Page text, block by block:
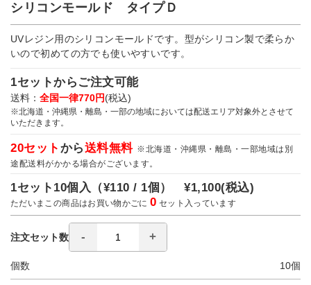
シリコンモールド タイプＤ
UVレジン用のシリコンモールドです。型がシリコン製で柔らか
いので初めての方でも使いやすいです。
1セットからご注文可能
送料： 全国一律770円(税込)
※北海道・沖縄県・離島・一部の地域においては配送エリア対象外とさせて
いただきます。
20セット から送料無料 ※北海道・沖縄県・離島・一部地域は別
途配送料がかかる場合がございます。
1セット10個入（¥110 / 1個）¥1,100(税込)
ただいまこの商品はお買い物かごに0 セット入っています
注文セット数
個数 10個